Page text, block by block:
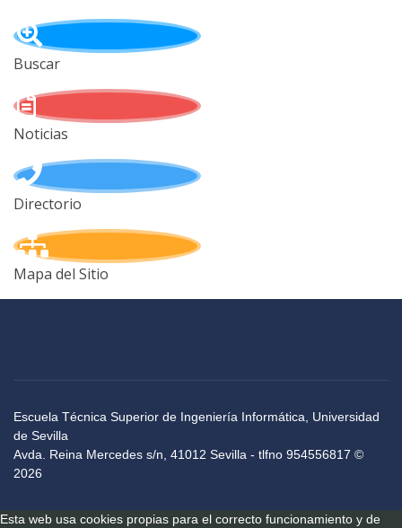
Buscar
Noticias
Directorio
Mapa del Sitio
Escuela Técnica Superior de Ingeniería Informática, Universidad
de Sevilla
Avda. Reina Mercedes s/n, 41012 Sevilla - tlfno 954556817 ©
2026
Esta web usa cookies propias para el correcto funcionamiento y de